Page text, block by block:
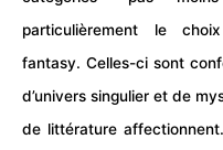
particulièrement le
fantasy. Celles-ci sont
d’univers singulier et de
de littérature affectionnent.